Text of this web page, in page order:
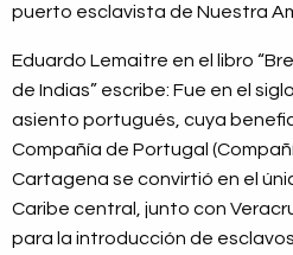
puerto esclavista de Nuestra
Eduardo Lemaitre en el libro
de Indias” escribe: Fue en el
asiento portugués, cuya
Compañía de Portugal
Cartagena se convirtió en el
Caribe central, junto con
para la introducción de